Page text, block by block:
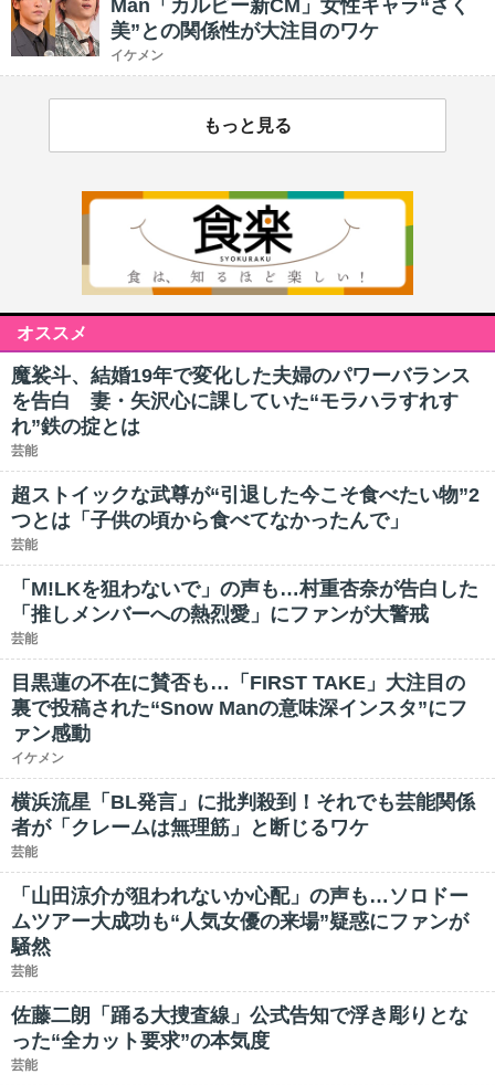
Man「カルビー新CM」女性キャラ“さく
美”との関係性が大注目のワケ
イケメン
もっと見る
オススメ
魔裟斗、結婚19年で変化した夫婦のパワーバランス
を告白 妻・矢沢心に課していた“モラハラすれす
れ”鉄の掟とは
芸能
超ストイックな武尊が“引退した今こそ食べたい物”2
つとは「子供の頃から食べてなかったんで」
芸能
「M!LKを狙わないで」の声も…村重杏奈が告白した
「推しメンバーへの熱烈愛」にファンが大警戒
芸能
目黒蓮の不在に賛否も…「FIRST TAKE」大注目の
裏で投稿された“Snow Manの意味深インスタ”にフ
ァン感動
イケメン
横浜流星「BL発言」に批判殺到！それでも芸能関係
者が「クレームは無理筋」と断じるワケ
芸能
「山田涼介が狙われないか心配」の声も…ソロドー
ムツアー大成功も“人気女優の来場”疑惑にファンが
騒然
芸能
佐藤二朗「踊る大捜査線」公式告知で浮き彫りとな
った“全カット要求”の本気度
芸能